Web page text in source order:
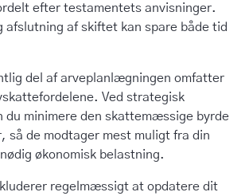
efter testamentets anvisninger.
afslutning af skiftet kan spare både tid
del af arveplanlægningen omfatter
Ved strategisk
du minimere den skattemæssige byrde
så de modtager mest muligt fra din
økonomisk belastning.
regelmæssigt at opdatere dit